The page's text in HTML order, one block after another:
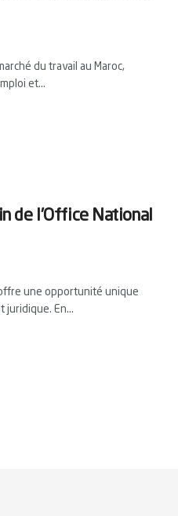
du travail au Maroc,
et...
de l’Office National
une opportunité unique
juridique. En...